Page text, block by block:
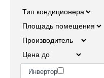
Инвертор